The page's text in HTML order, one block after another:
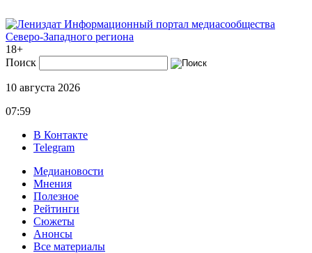
Информационный портал медиасообщества
Северо-Западного региона
18+
Поиск
10 августа 2026
07:59
В Контакте
Telegram
Медиановости
Мнения
Полезное
Рейтинги
Сюжеты
Анонсы
Все материалы